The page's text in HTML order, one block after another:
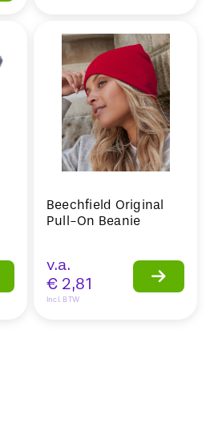
Beechfield Original
Pull-On Beanie
v.a.
€ 2,81
Incl. BTW